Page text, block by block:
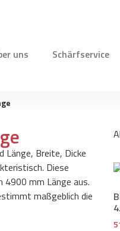
uns Schärfservice
Länge, Breite, Dicke
Diese
4900 mm Länge aus.
maßgeblich die